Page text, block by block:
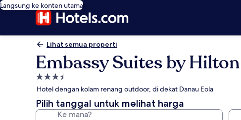
Langsung ke konten utama
Lihat semua properti
Embassy Suites by
Properti
bintang
3.5
Hotel dengan kolam renang outdoor, di dekat Danau Eola
Pilih tanggal untuk melihat harga
Ke mana?